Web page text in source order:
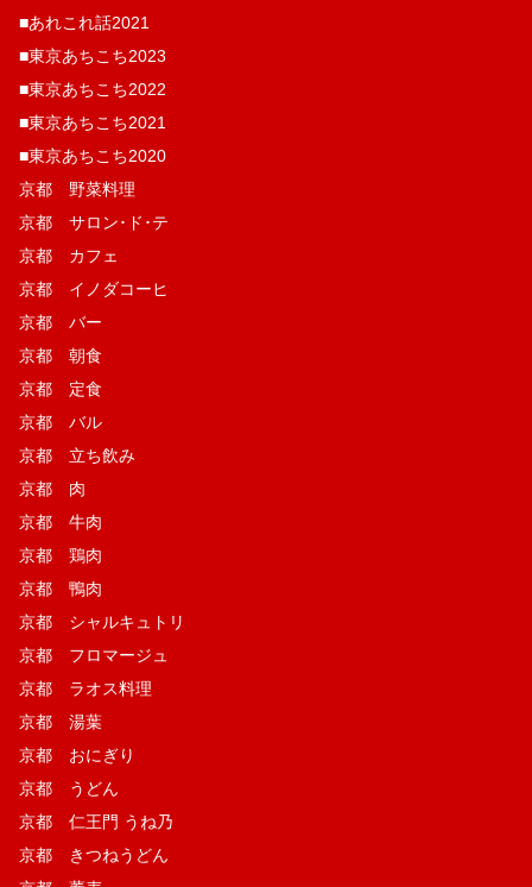
■あれこれ話2021
■東京あちこち2023
■東京あちこち2022
■東京あちこち2021
■東京あちこち2020
京都 野菜料理
京都 サロン･ド･テ
京都 カフェ
京都 イノダコーヒ
京都 バー
京都 朝食
京都 定食
京都 バル
京都 立ち飲み
京都 肉
京都 牛肉
京都 鶏肉
京都 鴨肉
京都 シャルキュトリ
京都 フロマージュ
京都 ラオス料理
京都 湯葉
京都 おにぎり
京都 うどん
京都 仁王門 うね乃
京都 きつねうどん